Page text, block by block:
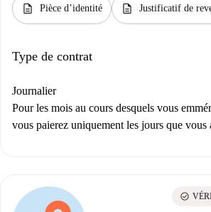
description Pièce d’identité description Justificatif de
Type de contrat
Journalier
Pour les mois au cours desquels vous
vous paierez uniquement les jours que vous
check_circle